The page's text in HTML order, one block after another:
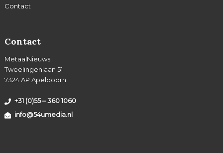
Contact
Contact
MetaalNieuws
Tweelingenlaan 51
7324 AP Apeldoorn
+31 (0)55 – 360 1060
info@54umedia.nl